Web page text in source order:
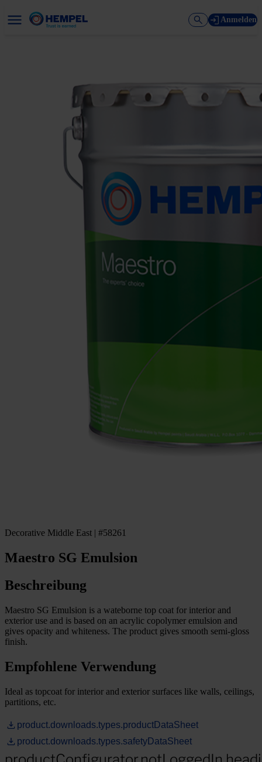
Anmelden
Decorative Middle East | #58261
Maestro SG Emulsion
Beschreibung
Maestro SG Emulsion is a wateborne top coat for interior and
exterior use and is based on an acrylic copolymer emulsion and
gives opacity and whiteness. The product gives smooth semi-gloss
finish.
Empfohlene Verwendung
Ideal as topcoat for interior and exterior surfaces like walls, ceilings,
partitions, etc.
product.downloads.types.productDataSheet
product.downloads.types.safetyDataSheet